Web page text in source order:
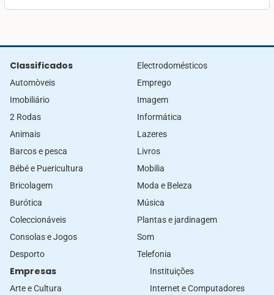
Classificados
Automòveis
Imobiliário
2 Rodas
Animais
Barcos e pesca
Bébé e Puericultura
Bricolagem
Burótica
Coleccionáveis
Consolas e Jogos
Desporto
Electrodomésticos
Emprego
Imagem
Informática
Lazeres
Livros
Mobilia
Moda e Beleza
Música
Plantas e jardinagem
Som
Telefonia
Empresas
Arte e Cultura
Instituições
Internet e Computadores